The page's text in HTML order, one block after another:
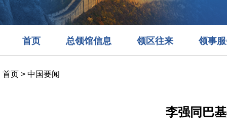
首页 总领馆信息 领区往来 领事
首页 > 中国要闻
李强同巴